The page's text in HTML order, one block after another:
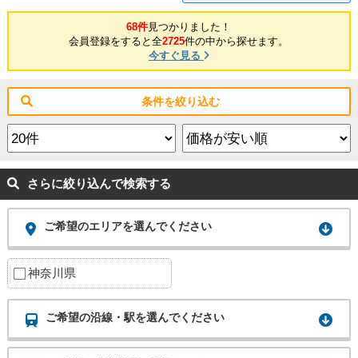
68件見つかりました！
会員登録をすると全2725件の中から探せます。
今すぐ見る
条件を絞り込む
さらに絞り込んで検索する
ご希望のエリアを選んでください
神奈川県
ご希望の沿線・駅を選んでください